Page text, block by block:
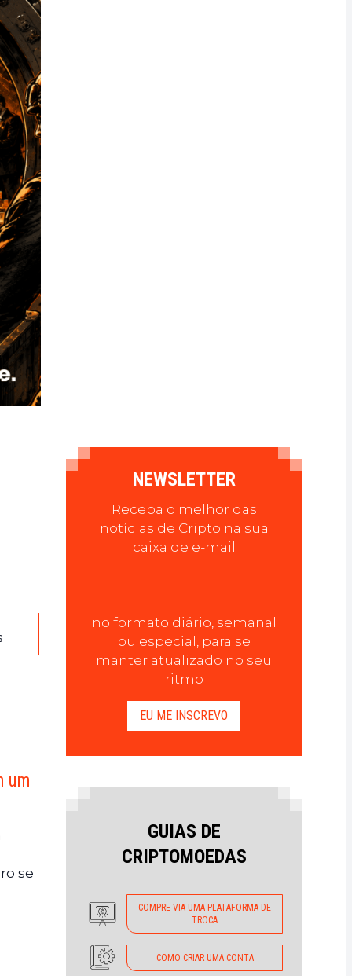
um
se
NEWSLETTER
Receba o melhor das
notícias de Cripto na sua
caixa de e-mail
no formato diário, semanal
ou especial, para se
manter atualizado no seu
ritmo
EU ME INSCREVO
GUIAS DE
CRIPTOMOEDAS
COMPRE VIA UMA PLATAFORMA DE
TROCA
COMO CRIAR UMA CONTA